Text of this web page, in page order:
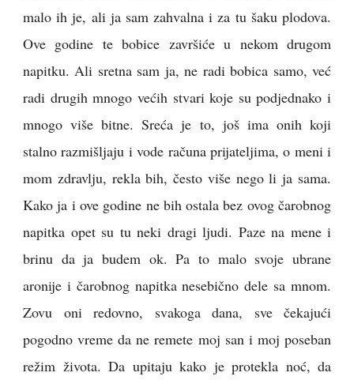
malo ih je, ali ja sam zahvalna i za tu šaku plodova.
Ove godine te bobice završiće u nekom drugom
napitku. Ali sretna sam ja, ne radi bobica samo, već
radi drugih mnogo većih stvari koje su podjednako i
mnogo više bitne. Sreća je to, još ima onih koji
stalno razmišljaju i vode računa prijateljima, o meni i
mom zdravlju, rekla bih, često više nego li ja sama.
Kako ja i ove godine ne bih ostala bez ovog čarobnog
napitka opet su tu neki dragi ljudi. Paze na mene i
brinu da ja budem ok. Pa to malo svoje ubrane
aronije i čarobnog napitka nesebično dele sa mnom.
Zovu oni redovno, svakoga dana, sve čekajući
pogodno vreme da ne remete moj san i moj poseban
režim života. Da upitaju kako je protekla noć, da